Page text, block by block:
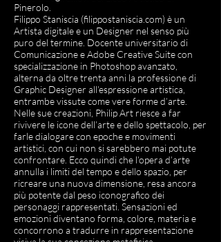
Pinerolo.
Filippo Staniscia (filippostaniscia.com) è un
Artista digitale e un Designer nel senso più
puro del termine. Docente universitario di
Comunicazione e Adobe Creative Suite con
specializzazione in Photoshop avanzato,
alterna da oltre trenta anni la professione di
Graphic Designer all’espressione artistica,
entrambe vissute come vere forme d’arte.
Nelle sue creazioni, Philip Art riesce a far
rivivere le icone dell’arte e dello spettacolo, per
farle dialogare con epoche e movimenti
artistici, con cui non si sarebbero mai potute
confrontare. Ecco quindi che l’opera d’arte
annulla i limiti del tempo e dello spazio, per
ricreare una nuova dimensione, resa ancora
più potente dal peso iconografico dei
personaggi rappresentati. Sensazioni ed
emozioni diventano forma, colore, materia e
concorrono a tradurre in rappresentazione